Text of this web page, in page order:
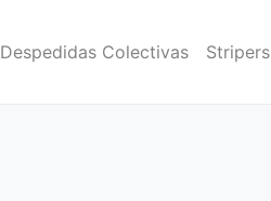
Despedidas Colectivas Stripers